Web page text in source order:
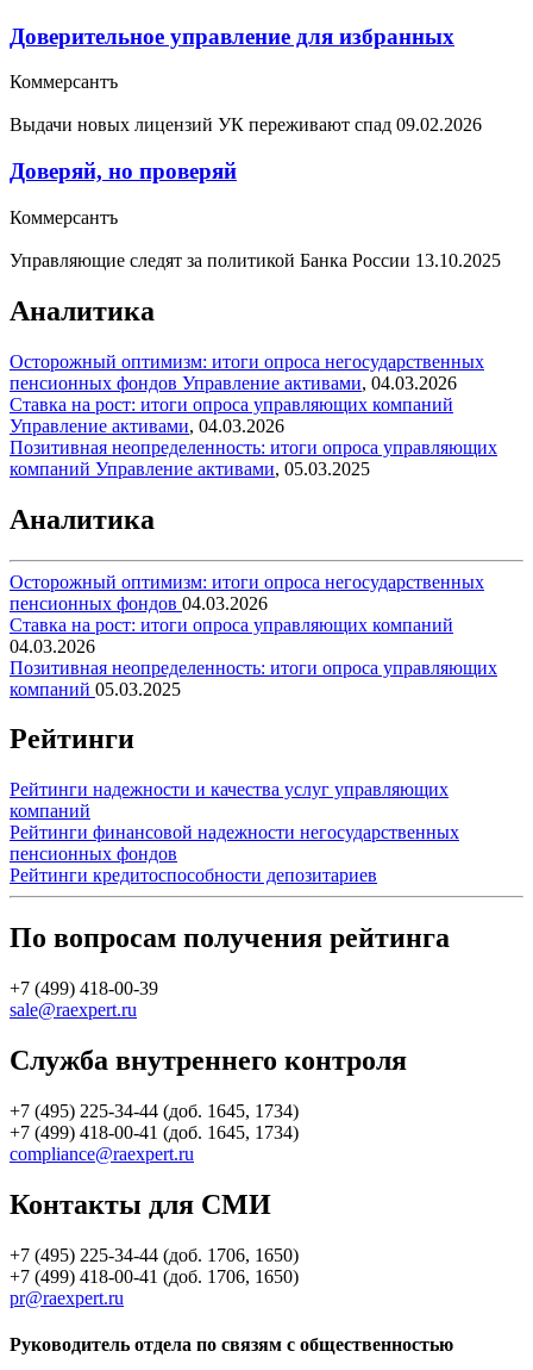
Доверительное управление для избранных
Коммерсантъ
Выдачи новых лицензий УК переживают спад 09.02.2026
Доверяй, но проверяй
Коммерсантъ
Управляющие следят за политикой Банка России 13.10.2025
Аналитика
Осторожный оптимизм: итоги опроса негосударственных
пенсионных фондов Управление активами, 04.03.2026
Ставка на рост: итоги опроса управляющих компаний
Управление активами, 04.03.2026
Позитивная неопределенность: итоги опроса управляющих
компаний Управление активами, 05.03.2025
Аналитика
Осторожный оптимизм: итоги опроса негосударственных
пенсионных фондов 04.03.2026
Ставка на рост: итоги опроса управляющих компаний
04.03.2026
Позитивная неопределенность: итоги опроса управляющих
компаний 05.03.2025
Рейтинги
Рейтинги надежности и качества услуг управляющих
компаний
Рейтинги финансовой надежности негосударственных
пенсионных фондов
Рейтинги кредитоспособности депозитариев
По вопросам получения рейтинга
+7 (499) 418-00-39
sale@raexpert.ru
Служба внутреннего контроля
+7 (495) 225-34-44 (доб. 1645, 1734)
+7 (499) 418-00-41 (доб. 1645, 1734)
compliance@raexpert.ru
Контакты для СМИ
+7 (495) 225-34-44 (доб. 1706, 1650)
+7 (499) 418-00-41 (доб. 1706, 1650)
pr@raexpert.ru
Руководитель отдела по связям с общественностью